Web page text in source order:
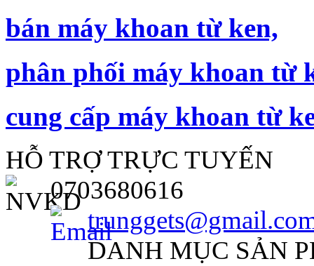
bán máy khoan từ ken,
phân phối máy khoan từ
cung cấp máy khoan từ
HỖ TRỢ TRỰC TUYẾN
0703680616
DANH MỤC SẢN